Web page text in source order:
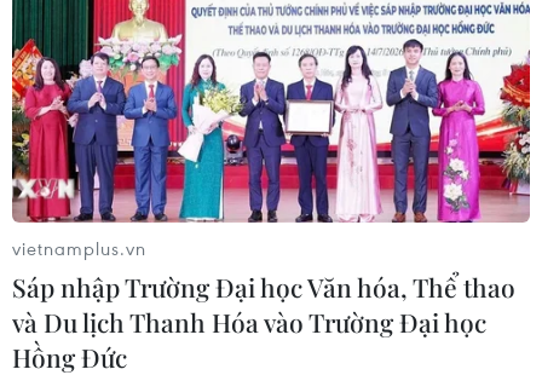
vietnamplus.vn
Sáp nhập Trường Đại học Văn hóa, Thể thao
và Du lịch Thanh Hóa vào Trường Đại học
Hồng Đức